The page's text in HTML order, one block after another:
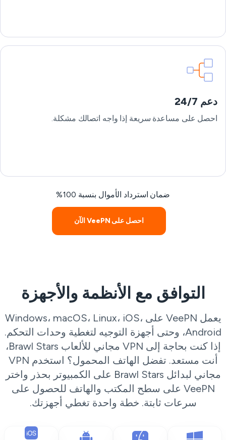
دعم 24/7
احصل على مساعدة سريعة إذا واجه اتصالك مشكلة.
ضمان استرداد الأموال بنسبة 100%
احصل على VeePN الآن
التوافق مع الأنظمة والأجهزة
يعمل VeePN على Windows، macOS، Linux، iOS،
Android، وحتى أجهزة التوجيه لتغطية وحدات التحكم.
إذا كنت بحاجة إلى VPN مجاني للألعاب Brawl Stars،
أنت مستعد. تفضل الهاتف المحمول؟ استخدم VPN
مجاني لبدائل Brawl Stars على الكمبيوتر بحذر واختر
VeePN على سطح المكتب والهاتف للحصول على
سرعات ثابتة. خطة واحدة تغطي أجهزتك.